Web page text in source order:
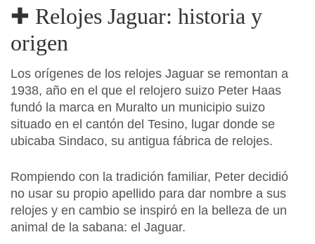
✚ Relojes Jaguar: historia y
origen
Los orígenes de los relojes Jaguar se remontan a
1938, año en el que el relojero suizo Peter Haas
fundó la marca en Muralto un municipio suizo
situado en el cantón del Tesino, lugar donde se
ubicaba Sindaco, su antigua fábrica de relojes.
Rompiendo con la tradición familiar, Peter decidió
no usar su propio apellido para dar nombre a sus
relojes y en cambio se inspiró en la belleza de un
animal de la sabana: el Jaguar.